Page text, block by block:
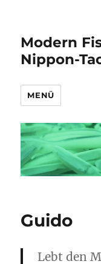
Modern
Nippon-
MENÜ
Guido
Lebt den